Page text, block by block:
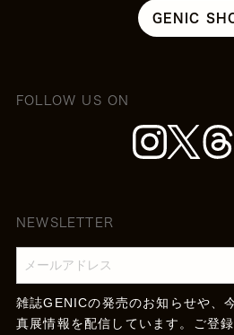
GENIC
FOLLOW US ON
NEWSLETTER
雑誌GENICの発売のお知らせや、
真展情報を配信しています。ご登録